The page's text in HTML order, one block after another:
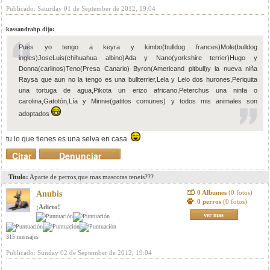
Publicado: Saturday 01 de September de 2012, 19:04
kassandrahp dijo:
Pues yo tengo a keyra y kimbo(bulldog frances)Mole(bulldog
ingles)JoseLuis(chihuahua albino)Ada y Nano(yorkshire terrier)Hugo y
Donna(carlinos)Teno(Presa Canario) Byron(Americand pitbull)y la nueva niña
Raysa que aun no la tengo es una bullterrier,Lela y Lelo dos hurones,Periquita
una tortuga de agua,Pikota un erizo africano,Peterchus una ninfa o
carolina,Gatotón,Lía y Minnie(gatitos comunes) y todos mis animales son
adoptados
tu lo que tienes es una selva en casa
Denunciar
mensaje
Citar
Titulo: Aparte de perros,que mas mascotas teneis???
Anubis
¡Adicto!
315 mensajes
0 Albumes (0 fotos)
0 perros (0 fotos)
ver mas
Publicado: Sunday 02 de September de 2012, 19:04